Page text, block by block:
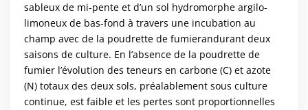
sableux de mi-pente et d’un sol hydromorphe argilo-
limoneux de bas-fond à travers une incubation au
champ avec de la poudrette de fumierandurant deux
saisons de culture. En l’absence de la poudrette de
fumier l’évolution des teneurs en carbone (C) et azote
(N) totaux des deux sols, préalablement sous culture
continue, est faible et les pertes sont proportionnelles